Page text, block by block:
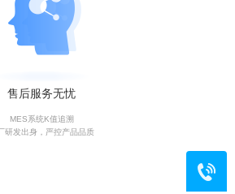
售后服务无忧
MES系统K值追溯
研发出身，严控产品品质